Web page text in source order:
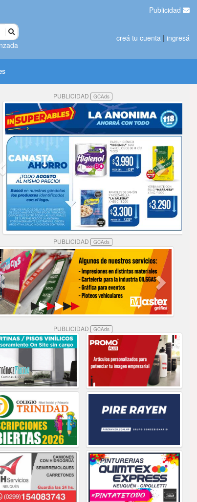
Publicidad
creá tu cuenta | ingresá
PUBLICIDAD GCAds
PUBLICIDAD GCAds
PUBLICIDAD GCAds